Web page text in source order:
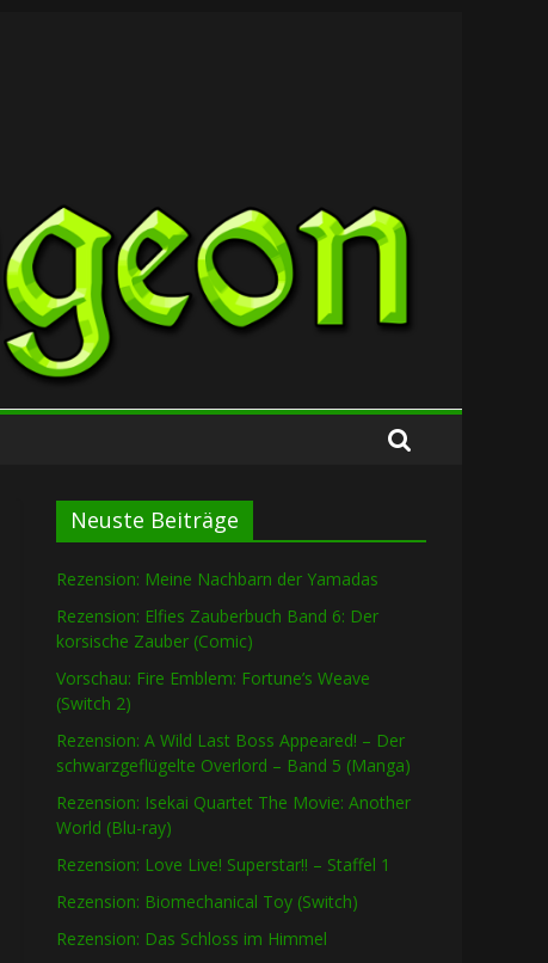
Neuste Beiträge
Rezension: Meine Nachbarn der Yamadas
Rezension: Elfies Zauberbuch Band 6: Der
korsische Zauber (Comic)
Vorschau: Fire Emblem: Fortune’s Weave
(Switch 2)
Rezension: A Wild Last Boss Appeared! – Der
schwarzgeflügelte Overlord – Band 5 (Manga)
Rezension: Isekai Quartet The Movie: Another
World (Blu-ray)
Rezension: Love Live! Superstar!! – Staffel 1
Rezension: Biomechanical Toy (Switch)
Rezension: Das Schloss im Himmel